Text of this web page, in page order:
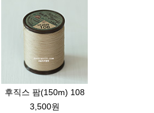
후직스 팜(150m) 108
3,500원